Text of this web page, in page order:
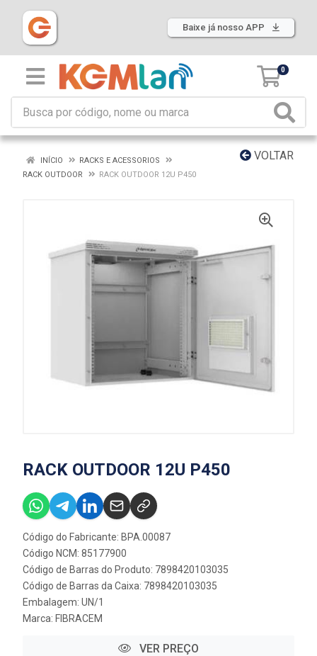
Baixe já nosso APP
0
VOLTAR
INÍCIO
RACKS E ACESSORIOS
RACK OUTDOOR
RACK OUTDOOR 12U P450
RACK OUTDOOR 12U P450
Código do Fabricante: BPA.00087
Código NCM: 85177900
Código de Barras do Produto: 7898420103035
Código de Barras da Caixa: 7898420103035
Embalagem: UN/1
Marca: FIBRACEM
VER PREÇO